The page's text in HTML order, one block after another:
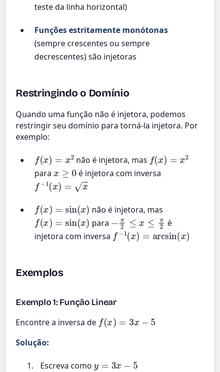
teste da linha horizontal)
Funções estritamente monótonas
(sempre crescentes ou sempre
decrescentes) são injetoras
Restringindo o Domínio
Quando uma função não é injetora, podemos
restringir seu domínio para torná-la injetora. Por
exemplo:
f(x =
não é injetora, mas
(x =
para
x≥ 0
é injetora com inversa
f−1(x)=x
f(x = x
não é injetora, mas
f(x)= sin(x)
para
−π2≤x≤π2
é
injetora com inversa
f−1(x)=arcsin( )
Exemplos
Exemplo 1: Função Linear
Encontre a inversa de
f(x =
Solução:
Escreva como